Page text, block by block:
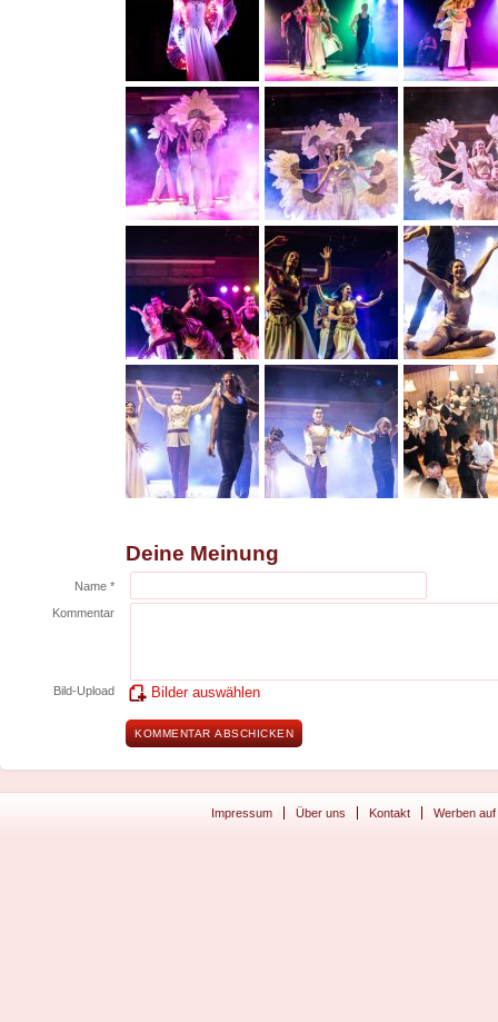
Deine Meinung
Name *
Kommentar
Bild-Upload Bilder auswählen
Impressum Über uns Kontakt Werben